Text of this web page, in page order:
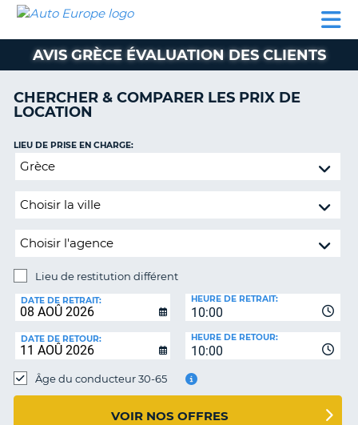
LOCATION
VOITURE
CAMPING-
CAR
CLIENT
AUTO
EUROPE
LOCATION
VOITURE
CAMPING-
CAR
PARTENAIRES
SUPPORT
CLIENT
COMPTE
MA
AVIS GRÈCE ÉVALUATION DES CLIENTS
CHERCHER & COMPARER LES PRIX DE
LOCATION
Lieu
restitution
LIEU DE PRISE EN CHARGE:
Lieu de restitution différent
DE
RESTITUTION:
DATE DE RETRAIT:
10:00
HEURE DE RETRAIT:
DATE DE RETOUR:
10:00
HEURE DE RETOUR:
Âge du conducteur 30-65
VOIR NOS OFFRES